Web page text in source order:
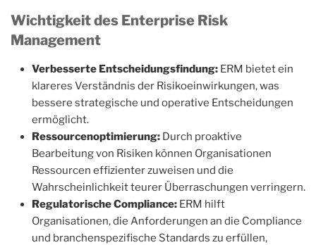
Wichtigkeit des Enterprise Risk
Management
Verbesserte Entscheidungsfindung: ERM bietet ein
klareres Verständnis der Risikoeinwirkungen, was
bessere strategische und operative Entscheidungen
ermöglicht.
Ressourcenoptimierung: Durch proaktive
Bearbeitung von Risiken können Organisationen
Ressourcen effizienter zuweisen und die
Wahrscheinlichkeit teurer Überraschungen verringern.
Regulatorische Compliance: ERM hilft
Organisationen, die Anforderungen an die Compliance
und branchenspezifische Standards zu erfüllen,